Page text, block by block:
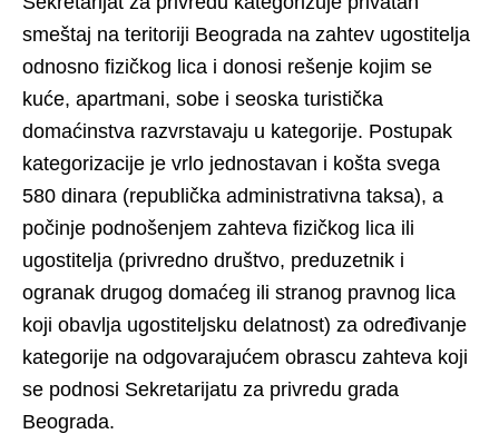
smeštaj na teritoriji Beograda na zahtev ugostitelja
odnosno fizičkog lica i donosi rešenje kojim se
kuće, apartmani, sobe i seoska turistička
domaćinstva razvrstavaju u kategorije. Postupak
kategorizacije je vrlo jednostavan i košta svega
580 dinara (republička administrativna taksa), a
počinje podnošenjem zahteva fizičkog lica ili
ugostitelja (privredno društvo, preduzetnik i
ogranak drugog domaćeg ili stranog pravnog lica
koji obavlja ugostiteljsku delatnost) za određivanje
kategorije na odgovarajućem obrascu zahteva koji
se podnosi Sekretarijatu za privredu grada
Beograda.